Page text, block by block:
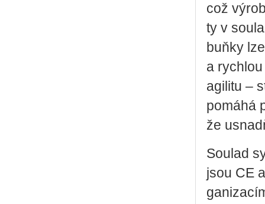
což
ty v
buňky
a
agi­li­tu –
po­má­há
že
Sou­lad
jsou CE